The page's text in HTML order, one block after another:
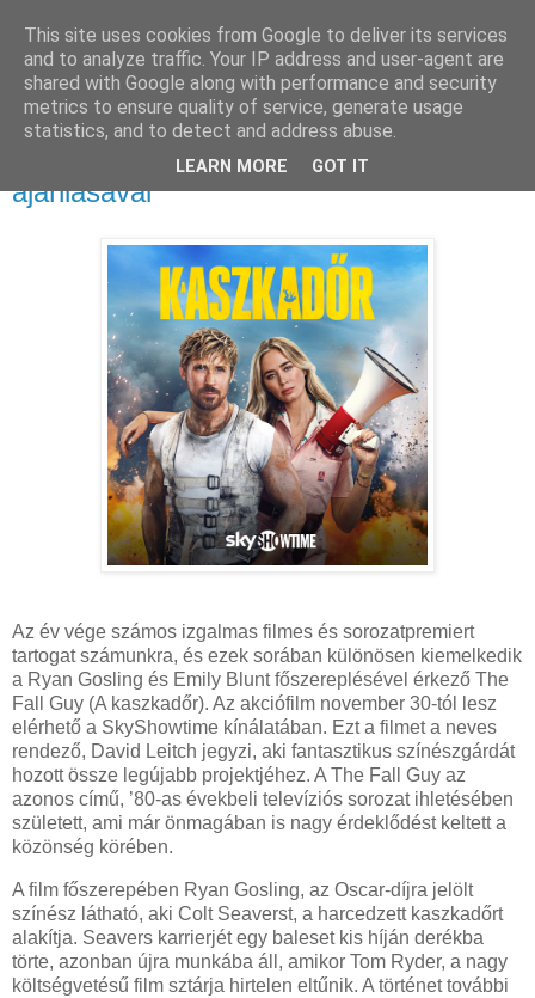
2024. november 29., péntek
A kaszkadőr - a Streamingstar
ajánlásával
Az év vége számos izgalmas filmes és sorozatpremiert
tartogat számunkra, és ezek sorában különösen kiemelkedik
a Ryan Gosling és Emily Blunt főszereplésével érkező The
Fall Guy (A kaszkadőr). Az akciófilm november 30-tól lesz
elérhető a SkyShowtime kínálatában. Ezt a filmet a neves
rendező, David Leitch jegyzi, aki fantasztikus színészgárdát
hozott össze legújabb projektjéhez. A The Fall Guy az
azonos című, ’80-as évekbeli televíziós sorozat ihletésében
született, ami már önmagában is nagy érdeklődést keltett a
közönség körében.
A film főszerepében Ryan Gosling, az Oscar-díjra jelölt
színész látható, aki Colt Seaverst, a harcedzett kaszkadőrt
alakítja. Seavers karrierjét egy baleset kis híján derékba
törte, azonban újra munkába áll, amikor Tom Ryder, a nagy
költségvetésű film sztárja hirtelen eltűnik. A történet további
This site uses cookies from Google to deliver its services
and to analyze traffic. Your IP address and user-agent are
shared with Google along with performance and security
metrics to ensure quality of service, generate usage
statistics, and to detect and address abuse.
LEARN MORE GOT IT